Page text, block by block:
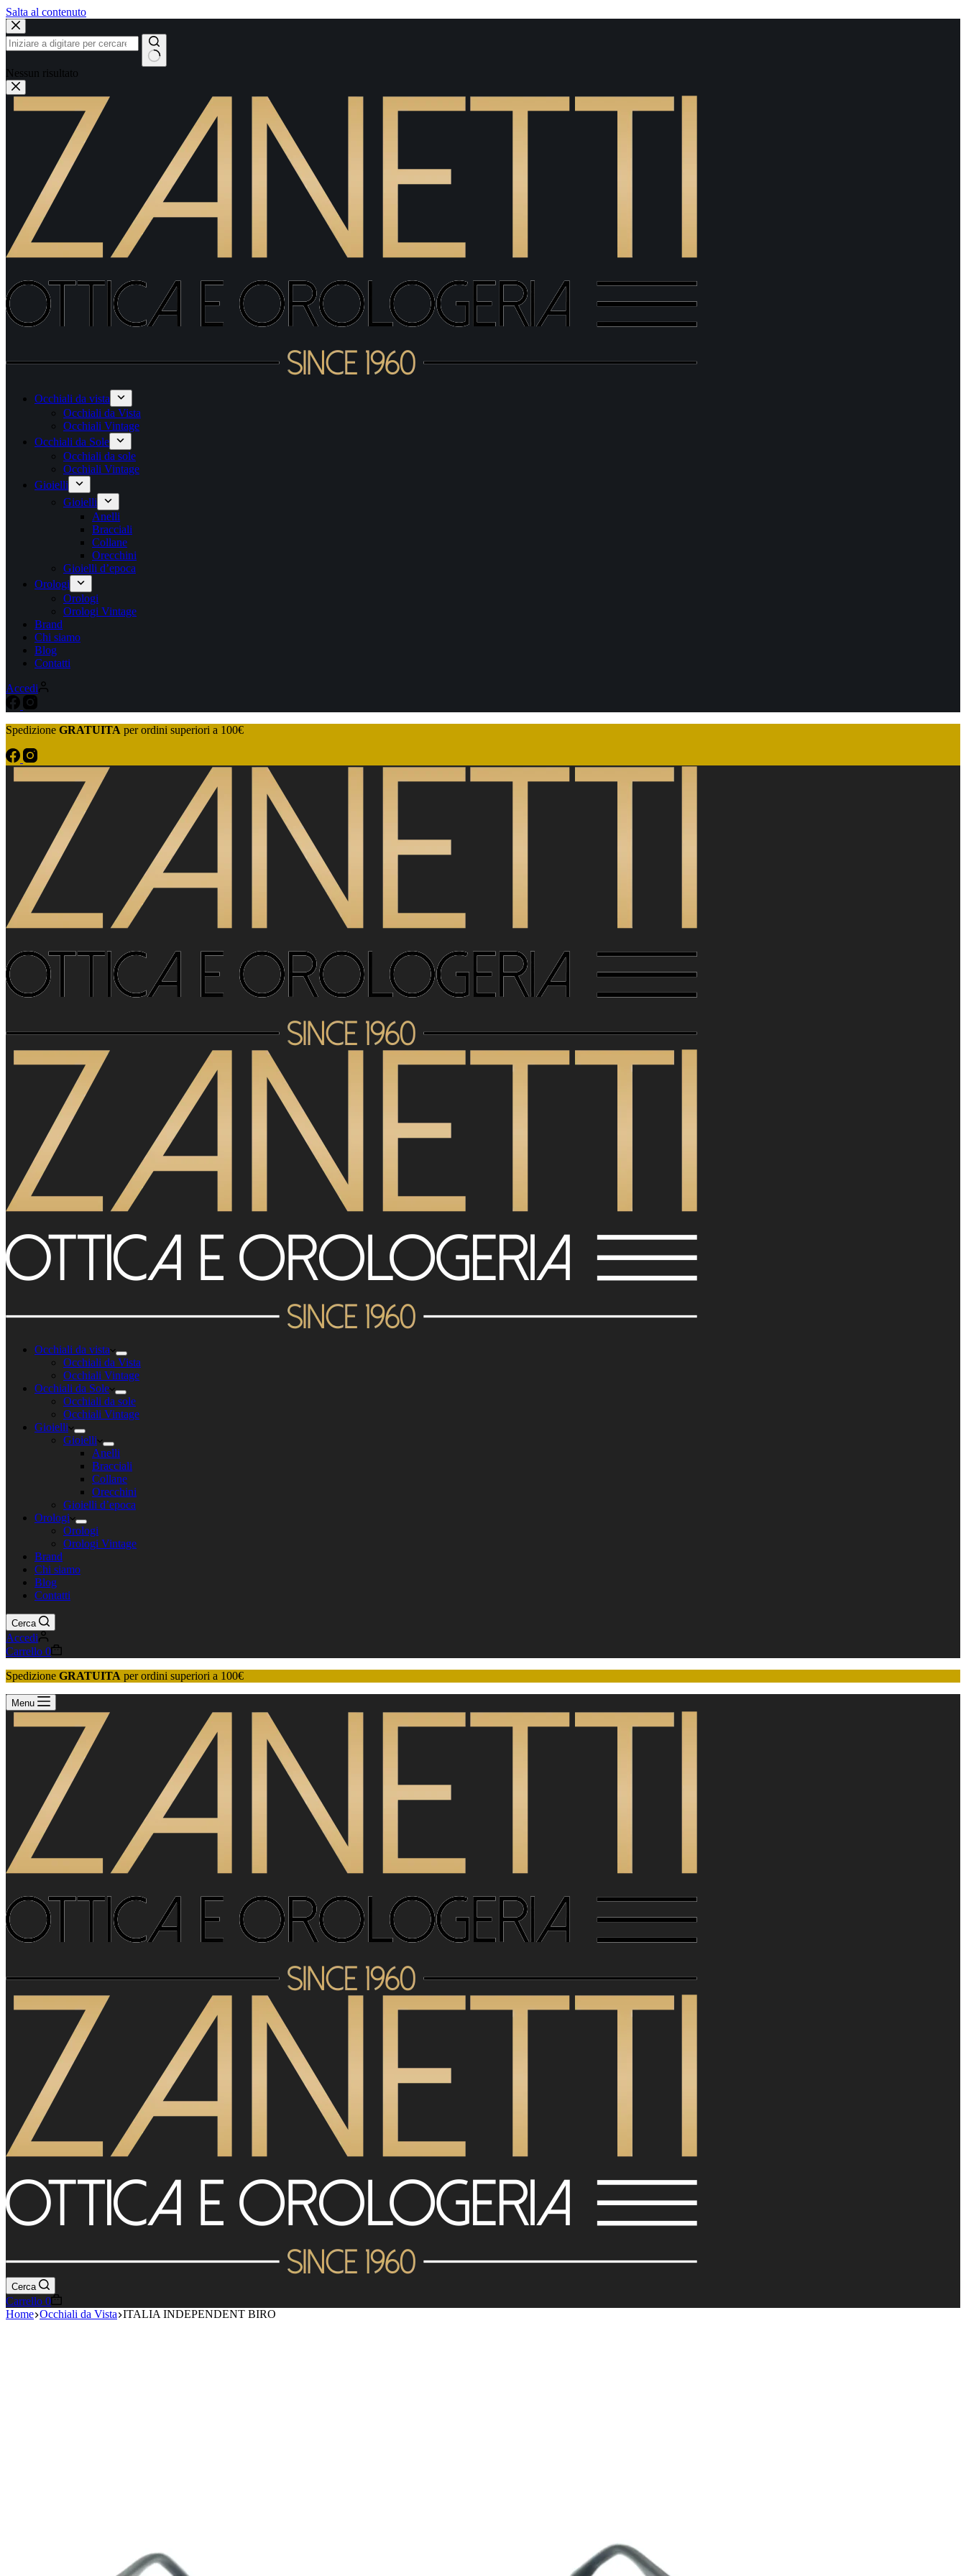
Salta al contenuto
Nessun risultato
Occhiali da vista
Occhiali da Vista
Occhiali Vintage
Occhiali da Sole
Occhiali da sole
Occhiali Vintage
Gioielli
Gioielli
Anelli
Bracciali
Collane
Orecchini
Gioielli d’epoca
Orologi
Orologi
Orologi Vintage
Brand
Chi siamo
Blog
Contatti
Accedi
Spedizione GRATUITA per ordini superiori a 100€
Occhiali da vista
Occhiali da Vista
Occhiali Vintage
Occhiali da Sole
Occhiali da sole
Occhiali Vintage
Gioielli
Gioielli
Anelli
Bracciali
Collane
Orecchini
Gioielli d’epoca
Orologi
Orologi
Orologi Vintage
Brand
Chi siamo
Blog
Contatti
Cerca
Accedi
Carrello 0
Spedizione GRATUITA per ordini superiori a 100€
Menu
Cerca
Carrello 0
Home Occhiali da Vista ITALIA INDEPENDENT BIRO